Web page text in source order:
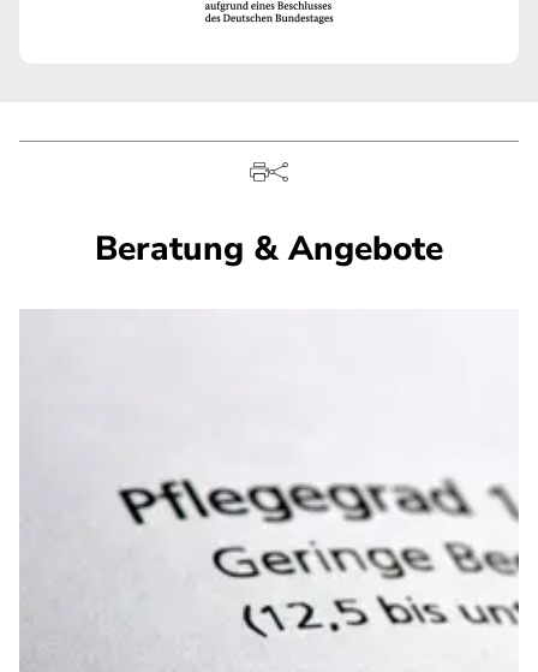
Beratung & Angebote